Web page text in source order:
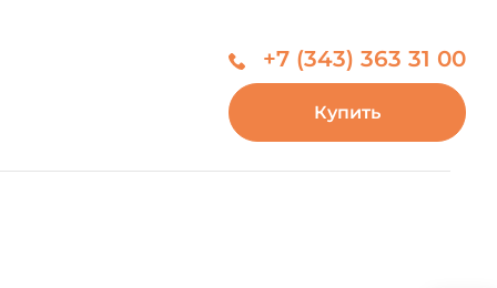
+7 (343) 363 31 00
Купить